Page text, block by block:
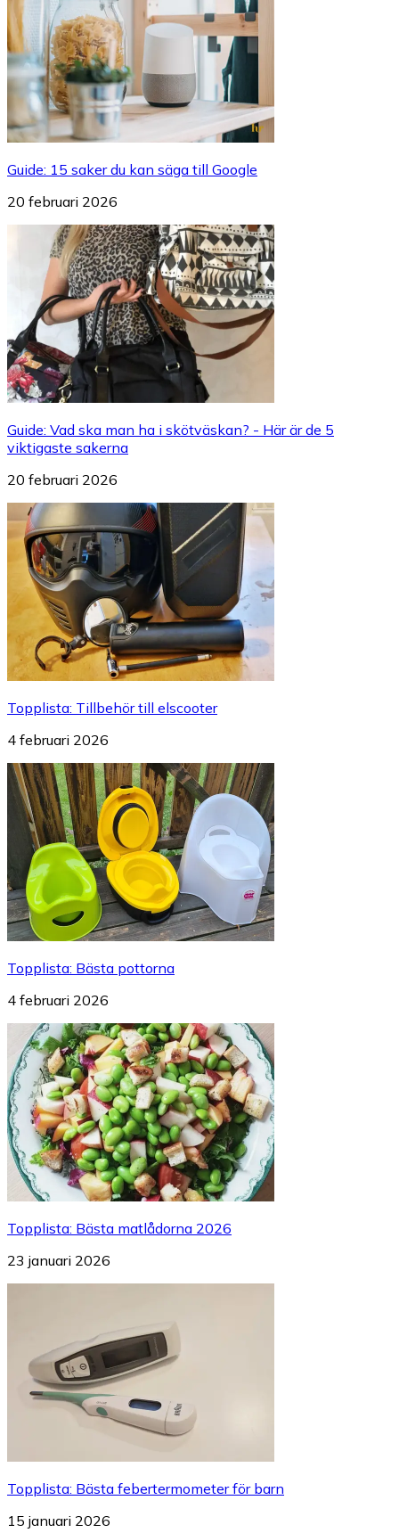
Guide: 15 saker du kan säga till Google
20 februari 2026
Guide: Vad ska man ha i skötväskan? - Här är de 5
viktigaste sakerna
20 februari 2026
Topplista: Tillbehör till elscooter
4 februari 2026
Topplista: Bästa pottorna
4 februari 2026
Topplista: Bästa matlådorna 2026
23 januari 2026
Topplista: Bästa febertermometer för barn
15 januari 2026